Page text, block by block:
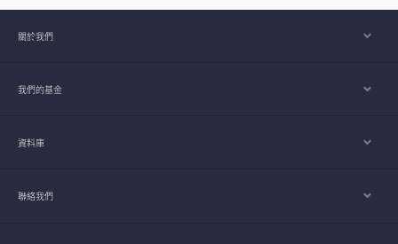
關於我們
我們的基金
資料庫
聯絡我們